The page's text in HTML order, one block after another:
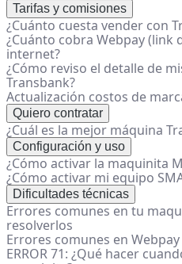
Tarifas y comisiones
¿Cuánto cuesta vender con
¿Cuánto cobra Webpay
internet?
¿Cómo reviso el detalle de
Transbank?
Actualización costos de
Quiero contratar
¿Cuál es la mejor máquina
Configuración y uso
¿Cómo activar la maquinita
¿Cómo activar mi equipo
Dificultades técnicas
Errores comunes en tu
resolverlos
Errores comunes en Webpay
ERROR 71: ¿Qué hacer